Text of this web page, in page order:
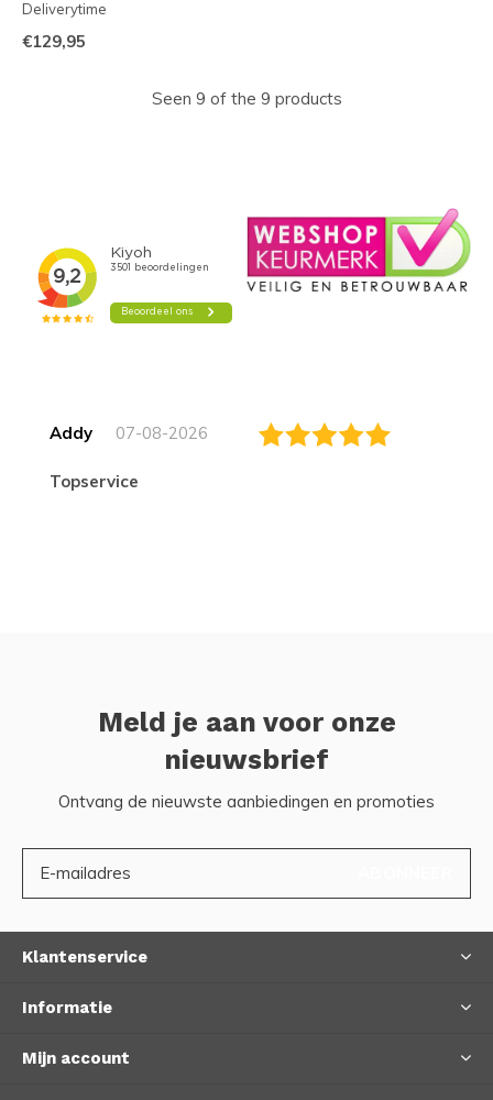
Deliverytime
€129,95
Seen 9 of the 9 products
Addy 07-08-2026
topservice
Meld je aan voor onze
nieuwsbrief
Ontvang de nieuwste aanbiedingen en promoties
Klantenservice
Informatie
Mijn account